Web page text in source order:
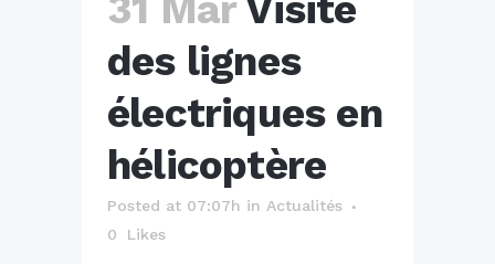
des lignes
électriques en
hélicoptère
Posted at 07:07h in Actualités
0
Likes